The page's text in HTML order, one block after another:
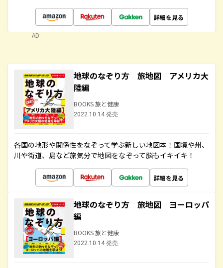
詳細を見る
AD
地球のなぞり方 旅地図 アメリカ大
陸編
BOOKS 旅と健康
2022.10.14 発売
各国の地形や関係性をなぞって学ぶ新しい地図本！国境や州、
川や街道、島など旅気分で地図をなぞって脳もイキイキ！
詳細を見る
地球のなぞり方 旅地図 ヨーロッパ
編
BOOKS 旅と健康
2022.10.14 発売